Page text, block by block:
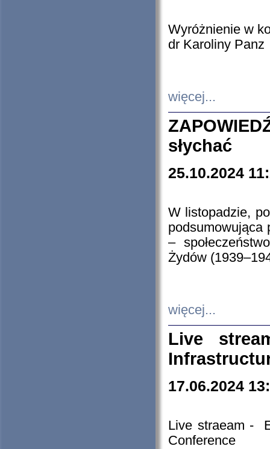
Wyróżnienie w
dr Karoliny Panz
więcej...
słychać
25.10.2024
W listopadzie,
podsumowująca
–
Żydów
więcej...
Live
17.06.2024
Live straeam -
Conference